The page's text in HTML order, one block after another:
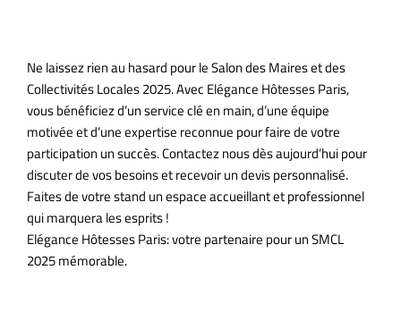
Ne laissez rien au hasard pour le Salon des Maires et des
Collectivités Locales 2025. Avec Elégance Hôtesses Paris,
vous bénéficiez d’un service clé en main, d’une équipe
motivée et d’une expertise reconnue pour faire de votre
participation un succès. Contactez nous dès aujourd’hui pour
discuter de vos besoins et recevoir un devis personnalisé.
Faites de votre stand un espace accueillant et professionnel
qui marquera les esprits !
Elégance Hôtesses Paris: votre partenaire pour un SMCL
2025 mémorable.